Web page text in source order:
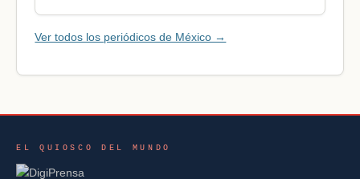
Ver todos los periódicos de México →
EL QUIOSCO DEL MUNDO